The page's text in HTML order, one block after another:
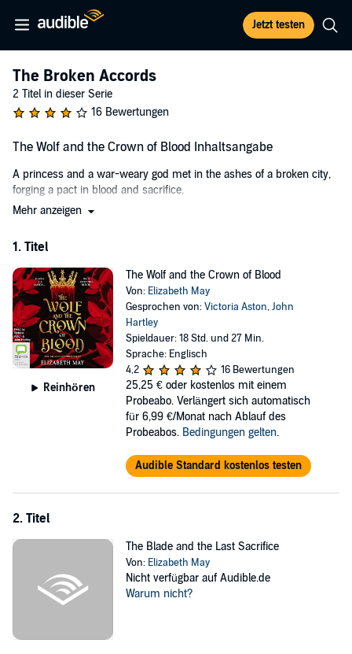
Jetzt testen
The Broken Accords
2 Titel in dieser Serie
16 Bewertungen
The Wolf and the Crown of Blood Inhaltsangabe
A princess and a war-weary god met in the ashes of a broken city,
forging a pact in blood and sacrifice.
Now, centuries of fragile peace are on the brink of collapse...
Bryony Devaliant was born to die – again and again. In Vartena, royal
resurrected to appease the gods. But when rebellion stirs, the god-
king sends his deadliest weapon to restore order – an immortal
assassin known only as the Wolf.
Evander has perfected the art of killing over centuries – until his
latest target becomes the one person he cannot destroy. When
forbidden desire burns between the assassin and the sacrificial
princess, their connection threatens the fragile boundary between
gods and mortals. And when that boundary shatters, empires
crumble. Because when gods fall in love with mortals, mortals are
always the ones to break.
©2026 Elizabeth May (P)2025 Recorded Books
Mehr anzeigen
1. Titel
Reinhören
The Wolf and the Crown of Blood
Von: Elizabeth May
Gesprochen von:Victoria Aston,John
Hartley
Spieldauer: 18 Std. und 27 Min.
Sprache: Englisch
4,2
16 Bewertungen
25,25 € oder kostenlos mit einem
Probeabo. Verlängert sich automatisch
für 6,99 €/Monat nach Ablauf des
Probeabos. Bedingungen gelten.
Audible Standard kostenlos testen
2. Titel
The Blade and the Last Sacrifice
Von: Elizabeth May
Nicht verfügbar auf Audible.de
Warum nicht?